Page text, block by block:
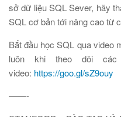
sở dữ liệu SQL Sever, hãy
SQL cơ bản tới nâng cao từ
Bắt đầu học SQL qua video
luôn khi theo dõi
video: https://goo.gl/sZ9ouy
——-